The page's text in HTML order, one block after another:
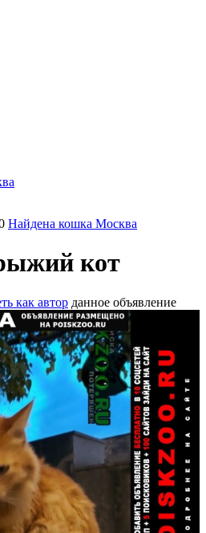
Найдена кошка Москва
кот
как автор данное объявление